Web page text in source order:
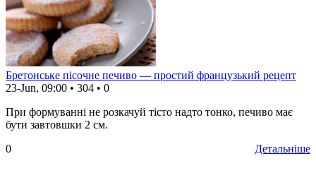
Бретонське пісочне печиво — простий французький рецепт
23-Jun, 09:00 • 304 • 0
При формуванні не розкачуй тісто надто тонко, печиво має
бути завтовшки 2 см.
Детальніше
0